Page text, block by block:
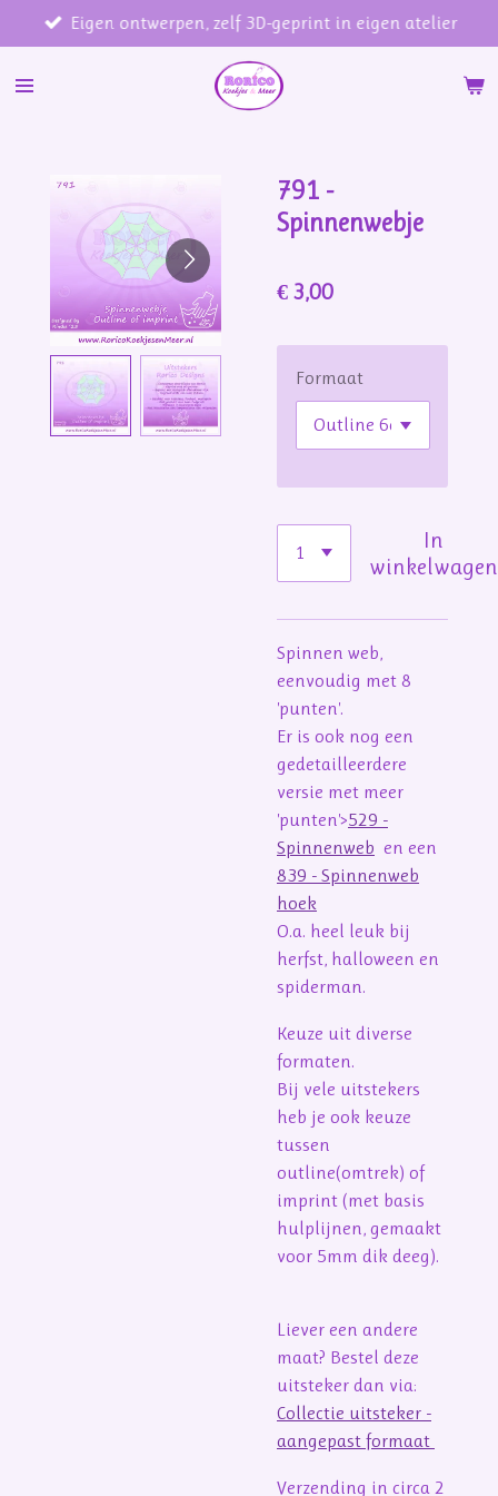
direct
naar
Eigen ontwerpen, zelf 3D-geprint in eigen atelier
791 -
Spinnenwebje
€ 3,00
Formaat
In
winkelwagen
Spinnen web,
eenvoudig met 8
'punten'.
Er is ook nog een
gedetailleerdere
versie met meer
'punten'>529 -
Spinnenweb en een
839 - Spinnenweb
hoek
O.a. heel leuk bij
herfst, halloween en
spiderman.
Keuze uit diverse
formaten.
Bij vele uitstekers
heb je ook keuze
tussen
outline(omtrek) of
imprint (met basis
hulplijnen, gemaakt
voor 5mm dik deeg).
Liever een andere
maat? Bestel deze
uitsteker dan via:
Collectie uitsteker -
aangepast formaat
Verzending in circa 2